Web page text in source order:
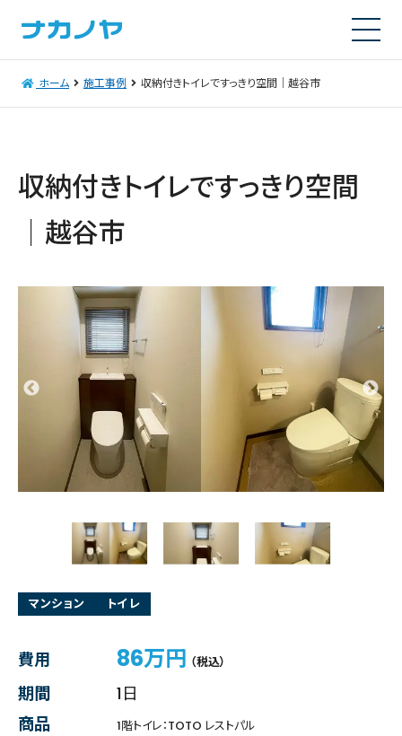
ホーム 施工事例 収納付きトイレですっきり空間｜越谷市
収納付きトイレですっきり空間
｜越谷市
マンション トイレ
費用 86万円 （税込）
期間
1日
商品
1階トイレ：TOTO レストパル